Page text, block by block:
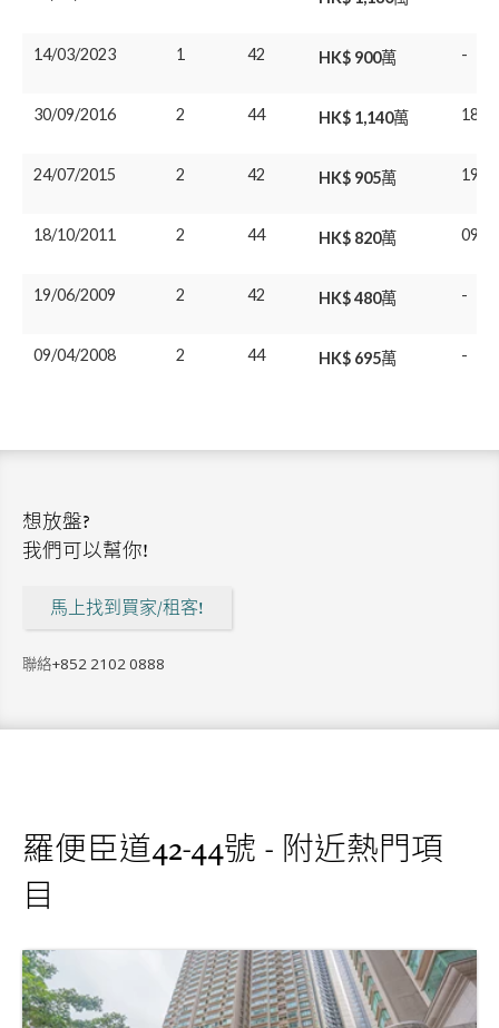
14/03/2023 1 42 HK$ 900萬 -
30/09/2016 2 44 HK$ 1,140萬 18/
24/07/2015 2 42 HK$ 905萬 19/
18/10/2011 2 44 HK$ 820萬 09/
19/06/2009 2 42 HK$ 480萬 -
09/04/2008 2 44 HK$ 695萬 -
想放盤?
我們可以幫你!
馬上找到買家/租客!
聯絡+852 2102 0888
羅便臣道42-44號 - 附近熱門項
目